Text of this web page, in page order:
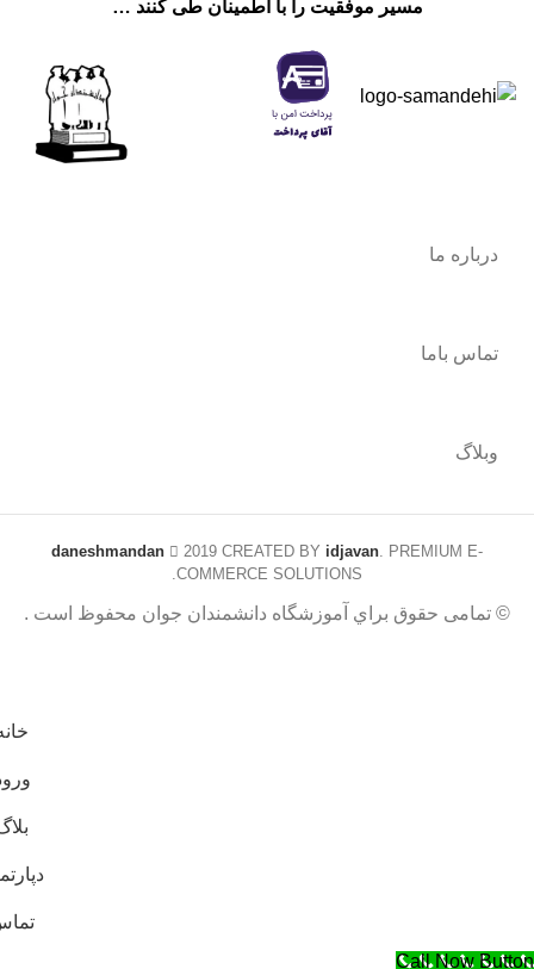
مسیر موفقیت را با اطمینان طی کنند …
درباره ما
تماس باما
وبلاگ
daneshmandan 2019 CREATED BY idjavan . PREMIUM E-
COMMERCE SOLUTIONS.
© تمامی حقوق براي آموزشگاه دانشمندان جوان محفوظ است .
Call Now Button